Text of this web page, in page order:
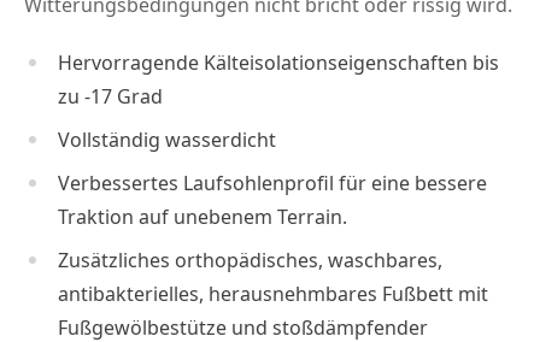
Hervorragende Kälteisolationseigenschaften bis
zu -17 Grad
Vollständig wasserdicht
Verbessertes Laufsohlenprofil für eine bessere
Traktion auf unebenem Terrain.
Zusätzliches orthopädisches, waschbares,
antibakterielles, herausnehmbares Fußbett mit
Fußgewölbestütze und stoßdämpfender